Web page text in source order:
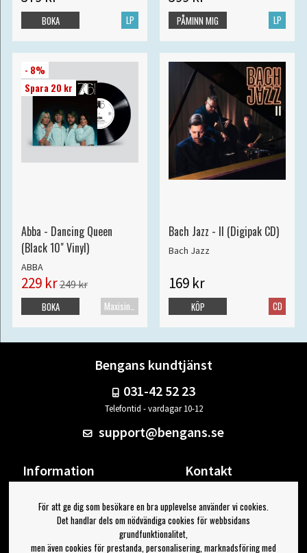
LP
BOKA LP
PÅMINN MIG
- 8%
Spara 20 kr
Abba - Dancing Queen
(Black 10" Vinyl)
ABBA
229 kr249 kr
Maxisingel
BOKA
Bach Jazz - II (Digipak CD)
Bach Jazz
169 kr
CD
KÖP
Bengans kundtjänst
031-42 52 23
Telefontid - vardagar 10-12
support@bengans.se
Information
Om Bengans
FAQ / Köp- & Leveransvillkor
Kontakt
Din sida
Logga ut
För att ge dig som besökare en bra upplevelse använder vi cookies.
Det handlar dels om nödvändiga cookies för webbsidans
grundfunktionalitet,
men även cookies för prestanda, personalisering, marknadsföring med